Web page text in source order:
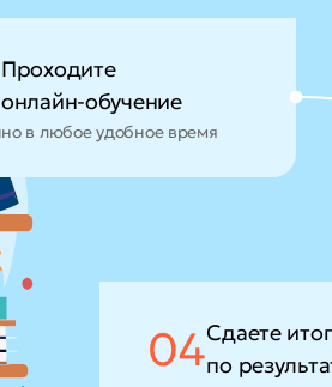
Проходите
онлайн-обучение
в любое удобное время
04Сдаете
по